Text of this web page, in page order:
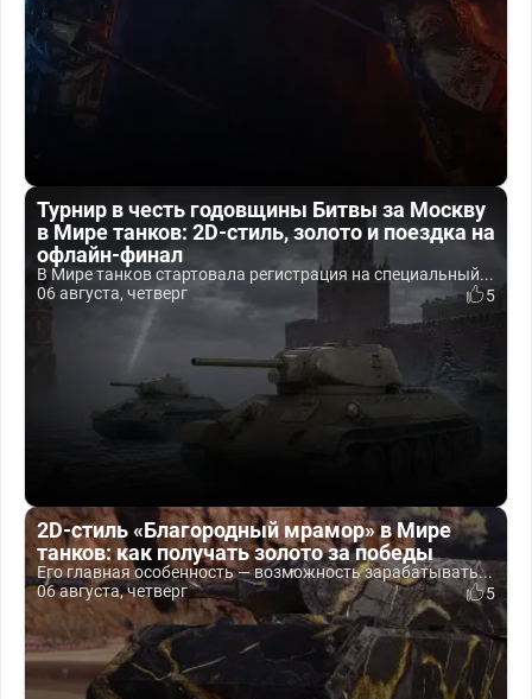
Турнир в честь годовщины Битвы за Москву
в Мире танков: 2D-стиль, золото и поездка на
офлайн-финал
В Мире танков стартовала регистрация на специальный...
06 августа, четверг
5
2D-стиль «Благородный мрамор» в Мире
танков: как получать золото за победы
Его главная особенность — возможность зарабатывать...
06 августа, четверг
5